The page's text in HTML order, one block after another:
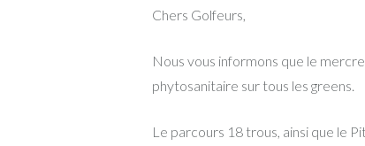
Chers Golfeurs,
Nous vous informons que le
phytosanitaire sur tous les greens.
Le parcours 18 trous, ainsi que le